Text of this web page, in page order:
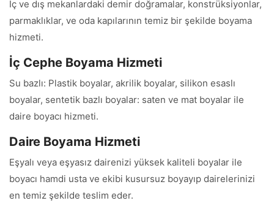
İç ve dış mekanlardaki demir doğramalar, konstrüksiyonlar,
parmaklıklar, ve oda kapılarının temiz bir şekilde boyama
hizmeti.
İç Cephe Boyama Hizmeti
Su bazlı: Plastik boyalar, akrilik boyalar, silikon esaslı
boyalar, sentetik bazlı boyalar: saten ve mat boyalar ile
daire boyacı hizmeti.
Daire Boyama Hizmeti
Eşyalı veya eşyasız dairenizi yüksek kaliteli boyalar ile
boyacı hamdi usta ve ekibi kusursuz boyayıp dairelerinizi
en temiz şekilde teslim eder.